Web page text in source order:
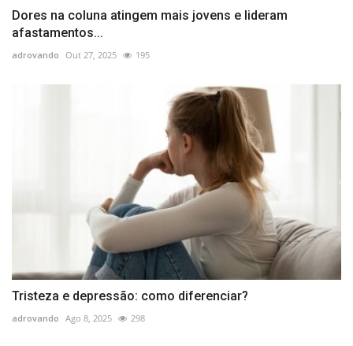
Dores na coluna atingem mais jovens e lideram
afastamentos...
adrovando Out 27, 2025 195
Tristeza e depressão: como diferenciar?
adrovando Ago 8, 2025 298